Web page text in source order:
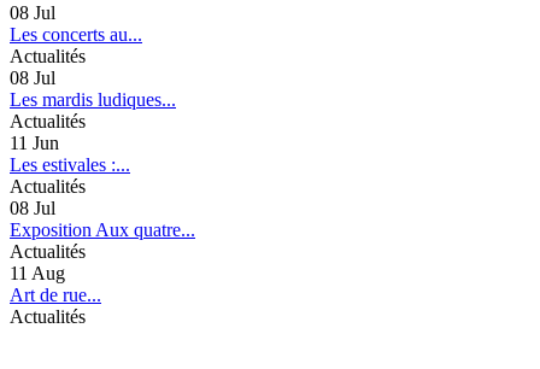
08 Jul
Les concerts au...
Actualités
08 Jul
Les mardis ludiques...
Actualités
11 Jun
Les estivales :...
Actualités
08 Jul
Exposition Aux quatre...
Actualités
11 Aug
Art de rue...
Actualités